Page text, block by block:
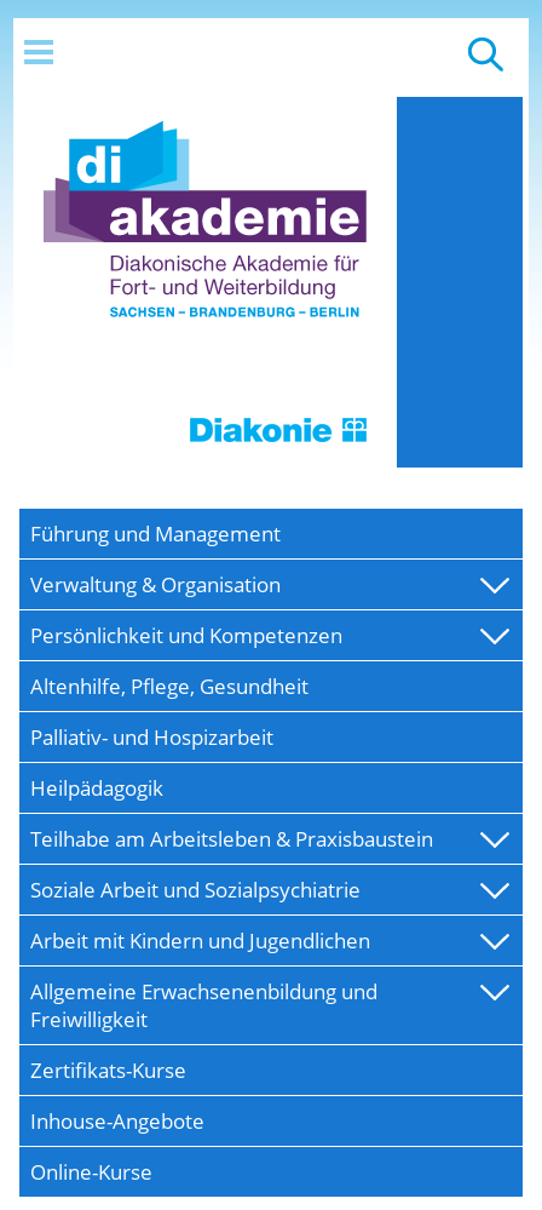
Führung und Management
Verwaltung & Organisation
Persönlichkeit und Kompetenzen
Altenhilfe, Pflege, Gesundheit
Palliativ- und Hospizarbeit
Heilpädagogik
Teilhabe am Arbeitsleben & Praxisbaustein
Soziale Arbeit und Sozialpsychiatrie
Arbeit mit Kindern und Jugendlichen
Allgemeine Erwachsenenbildung und
Freiwilligkeit
Zertifikats-Kurse
Inhouse-Angebote
Online-Kurse